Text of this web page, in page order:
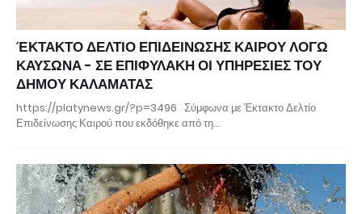
ΈΚΤΑΚΤΟ ΔΕΛΤΙΟ ΕΠΙΔΕΙΝΩΣΗΣ ΚΑΙΡΟΥ ΛΟΓΩ
ΚΑΥΣΩΝΑ - ΣΕ ΕΠΙΦΥΛΑΚΗ ΟΙ ΥΠΗΡΕΣΙΕΣ ΤΟΥ
ΔΗΜΟΥ ΚΑΛΑΜΑΤΑΣ
https://platynews.gr/?p=3496 Σύμφωνα με Έκτακτο Δελτίο
Επιδείνωσης Καιρού που εκδόθηκε από τη…